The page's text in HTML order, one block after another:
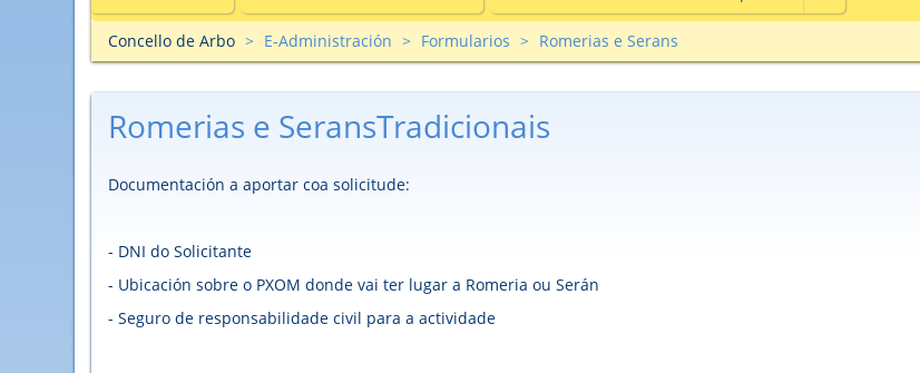
Concello de Arbo E-Administración Formularios Romerias e Serans
Romerias e SeransTradicionais
Documentación a aportar coa solicitude:
- DNI do Solicitante
- Ubicación sobre o PXOM donde vai ter lugar a Romeria ou Serán
- Seguro de responsabilidade civil para a actividade